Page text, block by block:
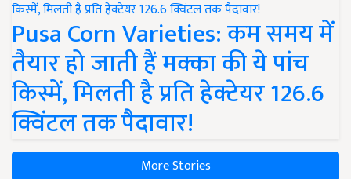
Pusa Corn Varieties: कम समय में
तैयार हो जाती हैं मक्का की ये पांच
किस्में, मिलती है प्रति हेक्टेयर 126.6
क्विंटल तक पैदावार!
More Stories